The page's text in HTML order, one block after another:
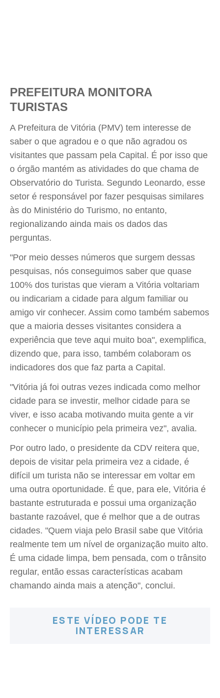
PREFEITURA MONITORA
TURISTAS
A Prefeitura de Vitória (PMV) tem interesse de
saber o que agradou e o que não agradou os
visitantes que passam pela Capital. É por isso que
o órgão mantém as atividades do que chama de
Observatório do Turista. Segundo Leonardo, esse
setor é responsável por fazer pesquisas similares
às do Ministério do Turismo, no entanto,
regionalizando ainda mais os dados das
perguntas.
"Por meio desses números que surgem dessas
pesquisas, nós conseguimos saber que quase
100% dos turistas que vieram a Vitória voltariam
ou indicariam a cidade para algum familiar ou
amigo vir conhecer. Assim como também sabemos
que a maioria desses visitantes considera a
experiência que teve aqui muito boa", exemplifica,
dizendo que, para isso, também colaboram os
indicadores dos que faz parta a Capital.
"Vitória já foi outras vezes indicada como melhor
cidade para se investir, melhor cidade para se
viver, e isso acaba motivando muita gente a vir
conhecer o município pela primeira vez", avalia.
Por outro lado, o presidente da CDV reitera que,
depois de visitar pela primeira vez a cidade, é
difícil um turista não se interessar em voltar em
uma outra oportunidade. É que, para ele, Vitória é
bastante estruturada e possui uma organização
bastante razoável, que é melhor que a de outras
cidades. "Quem viaja pelo Brasil sabe que Vitória
realmente tem um nível de organização muito alto.
É uma cidade limpa, bem pensada, com o trânsito
regular, então essas características acabam
chamando ainda mais a atenção", conclui.
ESTE VÍDEO PODE TE
INTERESSAR